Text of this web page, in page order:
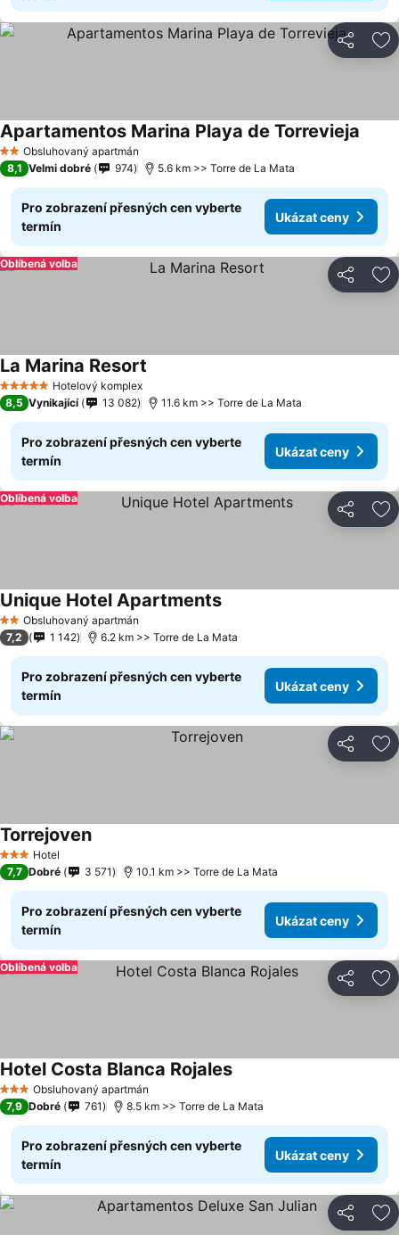
Sdílet
2 Počet hvězdiček
Obsluhovaný apartmán
Apartamentos Marina Playa de Torrevieja
8,1 Velmi dobré 974 5.6 km >> Torre de La Mata
Pro zobrazení přesných cen vyberte
termín
Ukázat ceny
Sdílet
Oblíbená volba
5 Počet hvězdičekHotelový komplex
La Marina Resort
8,5 Vynikající 13 082 11.6 km >> Torre de La Mata
Pro zobrazení přesných cen vyberte
termín
Ukázat ceny
Sdílet
Oblíbená volba
2 Počet hvězdiček
Obsluhovaný apartmán
Unique Hotel Apartments
7,2 1 142 6.2 km >> Torre de La Mata
Pro zobrazení přesných cen vyberte
termín
Ukázat ceny
Sdílet
3 Počet hvězdiček
Hotel
Torrejoven
7,7 Dobré 3 571 10.1 km >> Torre de La Mata
Pro zobrazení přesných cen vyberte
termín
Ukázat ceny
Sdílet
Oblíbená volba
3 Počet hvězdiček
Obsluhovaný apartmán
Hotel Costa Blanca Rojales
7,9 Dobré 761 8.5 km >> Torre de La Mata
Pro zobrazení přesných cen vyberte
termín
Ukázat ceny
Sdílet